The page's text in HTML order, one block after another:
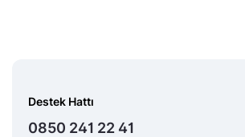
Destek Hattı
0850 241 22 41